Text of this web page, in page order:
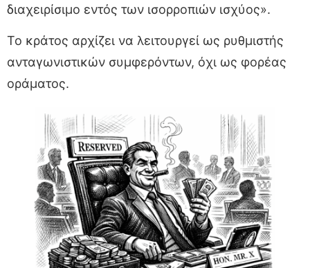
διαχειρίσιμο εντός των ισορροπιών ισχύος».
Το κράτος αρχίζει να λειτουργεί ως ρυθμιστής
ανταγωνιστικών συμφερόντων, όχι ως φορέας
οράματος.